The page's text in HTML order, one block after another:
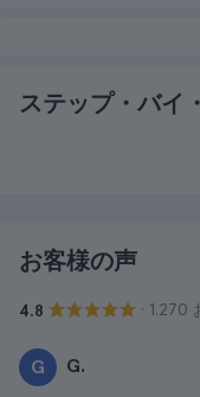
ステップ・バイ
お客様の声
4.8 · 1.270
G G.